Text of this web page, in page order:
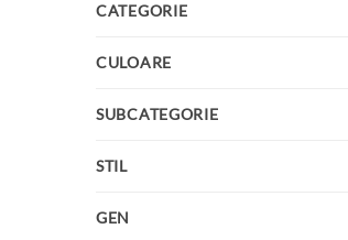
CATEGORIE
CULOARE
SUBCATEGORIE
STIL
GEN